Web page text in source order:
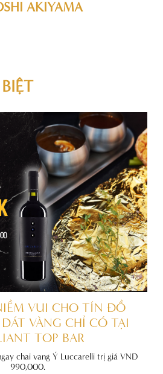
AKIYAMA
VUI CHO TÍN ĐỒ
VÀNG CHỈ CÓ TẠI
TOP BAR
chai vang Ý Luccarelli trị giá VND
990,000.